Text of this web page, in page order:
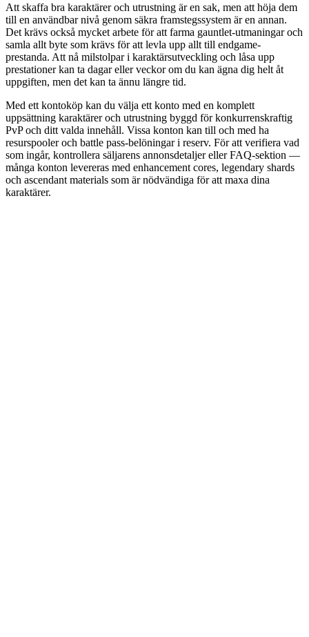
Att skaffa bra karaktärer och utrustning är en sak, men att höja dem
till en användbar nivå genom säkra framstegssystem är en annan.
Det krävs också mycket arbete för att farma gauntlet-utmaningar och
samla allt byte som krävs för att levla upp allt till endgame-
prestanda. Att nå milstolpar i karaktärsutveckling och låsa upp
prestationer kan ta dagar eller veckor om du kan ägna dig helt åt
uppgiften, men det kan ta ännu längre tid.
Med ett kontoköp kan du välja ett konto med en komplett
uppsättning karaktärer och utrustning byggd för konkurrenskraftig
PvP och ditt valda innehåll. Vissa konton kan till och med ha
resurspooler och battle pass-belöningar i reserv. För att verifiera vad
som ingår, kontrollera säljarens annonsdetaljer eller FAQ-sektion —
många konton levereras med enhancement cores, legendary shards
och ascendant materials som är nödvändiga för att maxa dina
karaktärer.